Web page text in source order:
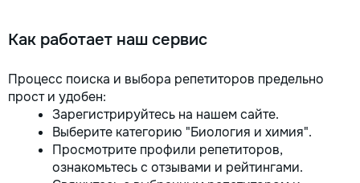
Как работает наш сервис
Процесс поиска и выбора репетиторов предельно
прост и удобен:
Зарегистрируйтесь на нашем сайте.
Выберите категорию "Биология и химия".
Просмотрите профили репетиторов,
ознакомьтесь с отзывами и рейтингами.